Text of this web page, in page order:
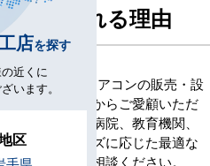
が選ばれる理由
より業務用エアコンの販売・設
多くのお客様からご愛顧いただ
ビル、工場、病院、教育機関、
の業域やニーズに応じた最適な
ひお気軽にご相談ください。
店を探す
近くに
います。
区